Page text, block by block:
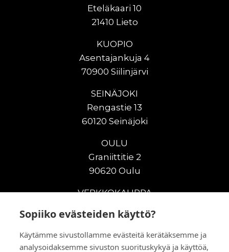
Sopiiko evästeiden käyttö?
Käytämme sivustollamme evästeitä kerätäksemme ja
analysoidaksemme sivuston suorituskykyä ja käyttöä,
Eteläkaari 10
21410 Lieto
KUOPIO
Asentajankuja 4
70900 Siilinjärvi
SEINÄJOKI
Rengastie 13
60120 Seinäjoki
OULU
Graniittitie 2
90620 Oulu
VERKKOKAUPPA
Uudet maanrakennuskoneet
Vuokrakoneet